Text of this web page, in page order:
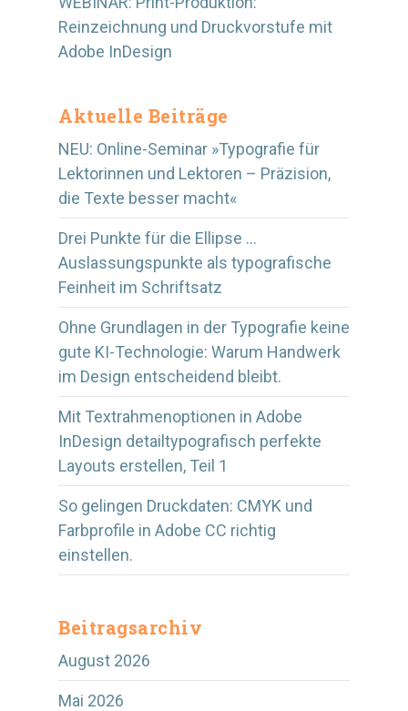
Reinzeichnung und Druckvorstufe mit
Adobe InDesign
Aktuelle Beiträge
NEU: Online-Seminar »Typografie für
Lektorinnen und Lektoren – Präzision,
die Texte besser macht«
Drei Punkte für die Ellipse …
Auslassungspunkte als typografische
Feinheit im Schriftsatz
Ohne Grundlagen in der Typografie keine
gute KI-Technologie: Warum Handwerk
im Design entscheidend bleibt.
Mit Textrahmenoptionen in Adobe
InDesign detailtypografisch perfekte
Layouts erstellen, Teil 1
So gelingen Druckdaten: CMYK und
Farbprofile in Adobe CC richtig
einstellen.
Beitragsarchiv
August 2026
Mai 2026